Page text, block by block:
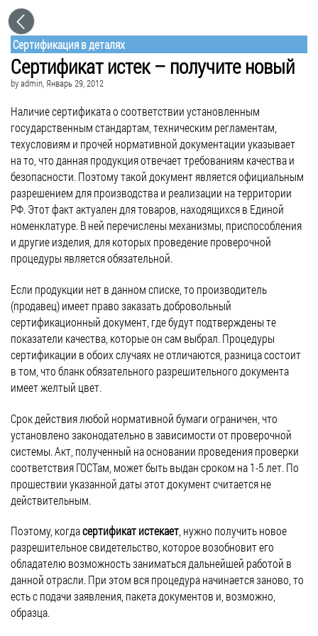
Сертификация в деталях
Сертификат истек – получите новый
byadmin, Январь 29, 2012
Наличие сертификата о соответствии установленным
государственным стандартам, техническим регламентам,
техусловиям и прочей нормативной документации указывает
на то, что данная продукция отвечает требованиям качества и
безопасности. Поэтому такой документ является официальным
разрешением для производства и реализации на территории
РФ. Этот факт актуален для товаров, находящихся в Единой
номенклатуре. В ней перечислены механизмы, приспособления
и другие изделия, для которых проведение проверочной
процедуры является обязательной.
Если продукции нет в данном списке, то производитель
(продавец) имеет право заказать добровольный
сертификационный документ, где будут подтверждены те
показатели качества, которые он сам выбрал. Процедуры
сертификации в обоих случаях не отличаются, разница состоит
в том, что бланк обязательного разрешительного документа
имеет желтый цвет.
Срок действия любой нормативной бумаги ограничен, что
установлено законодательно в зависимости от проверочной
системы. Акт, полученный на основании проведения проверки
соответствия ГОСТам, может быть выдан сроком на 1-5 лет. По
прошествии указанной даты этот документ считается не
действительным.
Поэтому, когдасертификат истекает, нужно получить новое
разрешительное свидетельство, которое возобновит его
обладателю возможность заниматься дальнейшей работой в
данной отрасли. При этом вся процедура начинается заново, то
есть с подачи заявления, пакета документов и, возможно,
образца.